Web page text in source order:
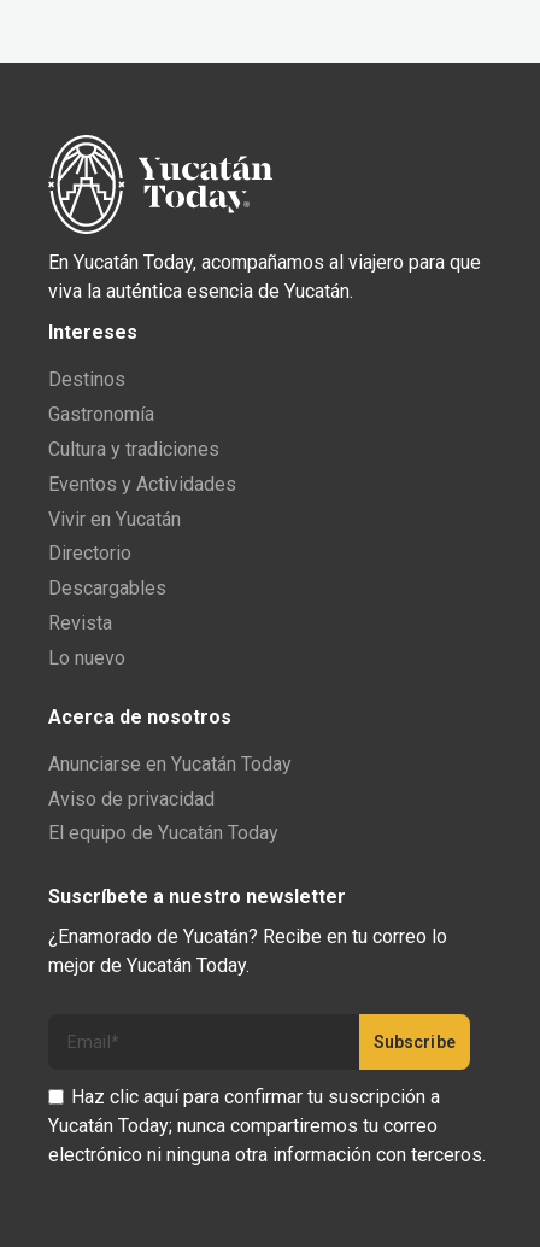
En Yucatán Today, acompañamos al viajero para que
viva la auténtica esencia de Yucatán.
Intereses
Destinos
Gastronomía
Cultura y tradiciones
Eventos y Actividades
Vivir en Yucatán
Directorio
Descargables
Revista
Lo nuevo
Acerca de nosotros
Anunciarse en Yucatán Today
Aviso de privacidad
El equipo de Yucatán Today
Suscríbete a nuestro newsletter
¿Enamorado de Yucatán? Recibe en tu correo lo
mejor de Yucatán Today.
Haz clic aquí para confirmar tu suscripción a
Yucatán Today; nunca compartiremos tu correo
electrónico ni ninguna otra información con terceros.